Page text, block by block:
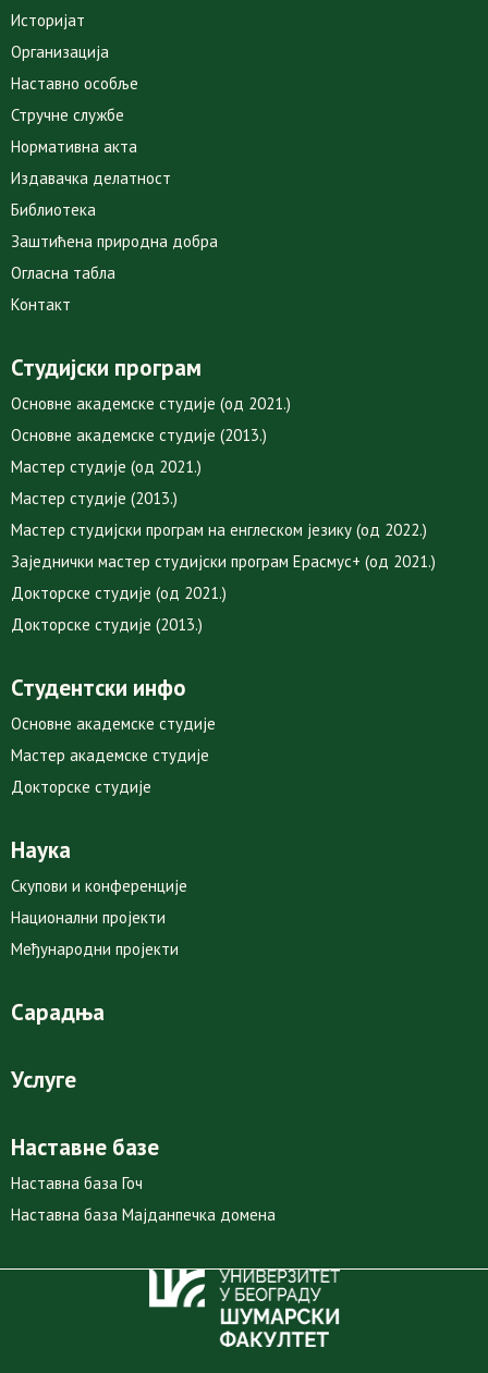
Историјат
Организација
Наставно особље
Стручне службе
Нормативна акта
Издавачка делатност
Библиотека
Заштићена природна добра
Огласна табла
Контакт
Студијски програм
Основне академске студије (од 2021.)
Основне академске студије (2013.)
Мастер студије (од 2021.)
Мастер студије (2013.)
Мастер студијски програм на енглеском језику (од 2022.)
Заједнички мастер студијски програм Ерасмус+ (од 2021.)
Докторске студије (од 2021.)
Докторске студије (2013.)
Студентски инфо
Основне академске студије
Мастер академске студије
Докторске студије
Наука
Скупови и конференције
Национални пројекти
Међународни пројекти
Сарадња
Услуге
Наставне базе
Наставна база Гоч
Наставна база Мајданпечка домена